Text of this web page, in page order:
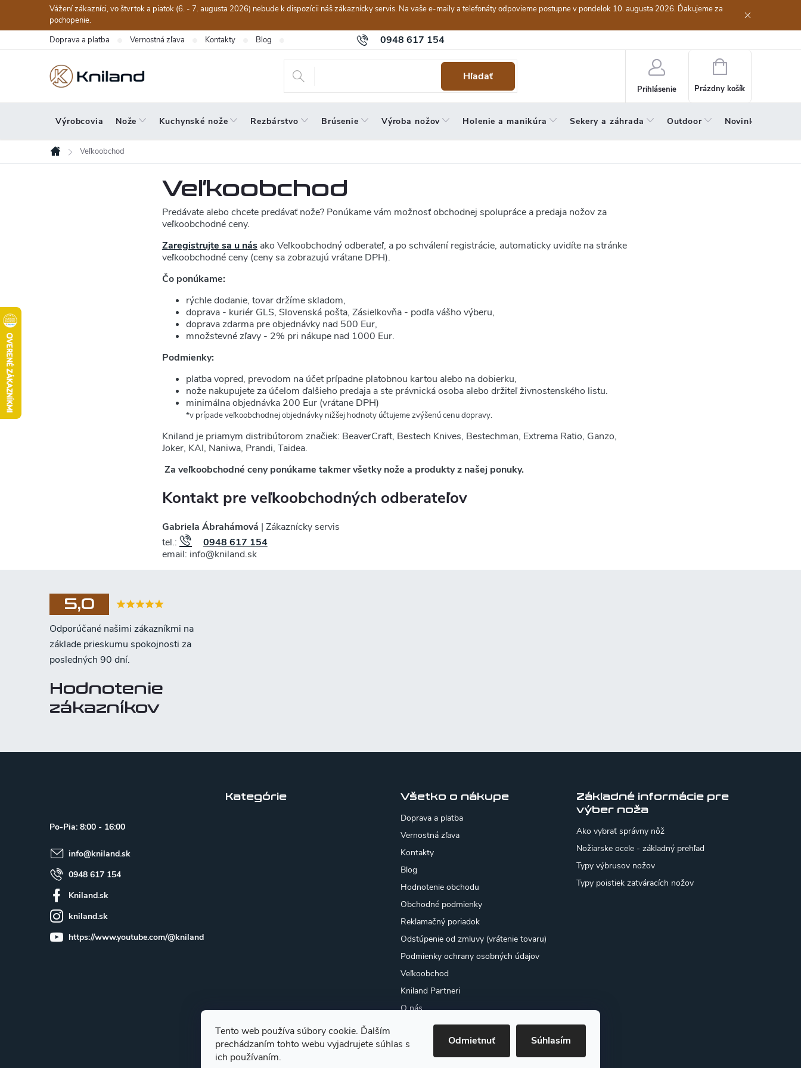
Tento web používa súbory cookie. Ďalším
prechádzaním tohto webu vyjadrujete súhlas s
ich používaním.
Odmietnuť Súhlasím
obsah
Vážení zákazníci, vo štvrtok a piatok (6. - 7. augusta 2026) nebude k dispozícii náš zákaznícky servis. Na vaše e-maily a telefonáty odpovieme postupne v pondelok 10. augusta 2026. Ďakujeme za
pochopenie.
0948 617 154
Doprava a platba Vernostná zľava Kontakty Blog Hodnotenie obchodu Obchodné podmienky
Hľadať
Prihlásenie
Nákupný
košík
Prázdny košík
Výrobcovia Nože Kuchynské nože Rezbárstvo Brúsenie Výroba nožov Holenie a manikúra Sekery a záhrada Outdoor Novinky
Domov
Veľkoobchod
Veľkoobchod
Predávate alebo chcete predávať nože? Ponúkame vám možnosť obchodnej spolupráce a predaja nožov za
veľkoobchodné ceny.
Zaregistrujte sa u nás ako Veľkoobchodný odberateľ, a po schválení registrácie, automaticky uvidíte na stránke
veľkoobchodné ceny (ceny sa zobrazujú vrátane DPH).
Čo ponúkame:
rýchle dodanie, tovar držíme skladom,
doprava - kuriér GLS, Slovenská pošta, Zásielkovňa - podľa vášho výberu,
doprava zdarma pre objednávky nad 500 Eur,
množstevné zľavy - 2% pri nákupe nad 1000 Eur.
Podmienky:
platba vopred, prevodom na účet prípadne platobnou kartou alebo na dobierku,
nože nakupujete za účelom ďalšieho predaja a ste právnická osoba alebo držiteľ živnostenského listu.
minimálna objednávka 200 Eur (vrátane DPH)
*v prípade veľkoobchodnej objednávky nižšej hodnoty účtujeme zvýšenú cenu dopravy.
Kniland je priamym distribútorom značiek: BeaverCraft, Bestech Knives, Bestechman, Extrema Ratio, Ganzo,
Joker, KAI, Naniwa, Prandi, Taidea.
Za veľkoobchodné ceny ponúkame takmer všetky nože a produkty z našej ponuky.
Kontakt pre veľkoobchodných odberateľov
Gabriela Ábrahámová | Zákaznícky servis
tel.:
0948 617 154
email: info@kniland.sk
5,0
Hodnotenie
zákazníkov
Po-Pia: 8:00 - 16:00
info@kniland.sk
0948 617 154
Kniland.sk
kniland.sk
https://www.youtube.com/@kniland
Kategórie
Všetko o nákupe
Doprava a platba
Vernostná zľava
Kontakty
Blog
Hodnotenie obchodu
Obchodné podmienky
Reklamačný poriadok
Odstúpenie od zmluvy (vrátenie tovaru)
Podmienky ochrany osobných údajov
Veľkoobchod
Kniland Partneri
O nás
Osobný odber
Moja objednávka
Základné informácie pre
výber noža
Ako vybrať správny nôž
Nožiarske ocele - základný prehľad
Typy výbrusov nožov
Typy poistiek zatváracích nožov